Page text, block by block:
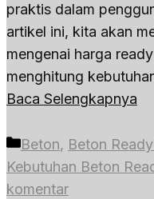
praktis dalam
artikel ini, kita akan
mengenai harga
menghitung
Baca Selengkapnya
Kategori
Beton, Beton
Kebutuhan Beton
komentar